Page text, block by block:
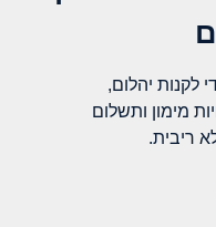
לקנות יהלום,
מימון ותשלום